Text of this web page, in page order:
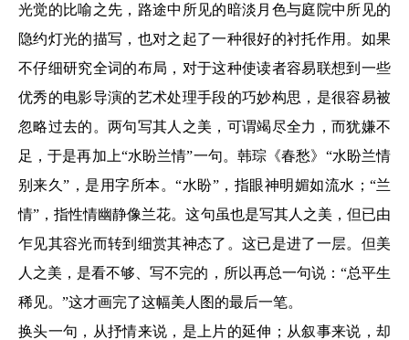
光觉的比喻之先，路途中所见的暗淡月色与庭院中所见的
隐约灯光的描写，也对之起了一种很好的衬托作用。如果
不仔细研究全词的布局，对于这种使读者容易联想到一些
优秀的电影导演的艺术处理手段的巧妙构思，是很容易被
忽略过去的。两句写其人之美，可谓竭尽全力，而犹嫌不
足，于是再加上“水盼兰情”一句。韩琮《春愁》“水盼兰情
别来久”，是用字所本。“水盼”，指眼神明媚如流水；“兰
情”，指性情幽静像兰花。这句虽也是写其人之美，但已由
乍见其容光而转到细赏其神态了。这已是进了一层。但美
人之美，是看不够、写不完的，所以再总一句说：“总平生
稀见。”这才画完了这幅美人图的最后一笔。
换头一句，从抒情来说，是上片的延伸；从叙事来说，却